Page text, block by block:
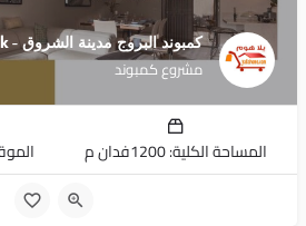
كمبوند البروج مدينة الشروق - Al Burouj El Shorouk
مشروع كمبوند
المساحة الكلية: 1200فدان م